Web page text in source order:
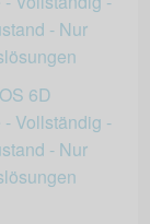
6D
- Vollständig -
- Nur